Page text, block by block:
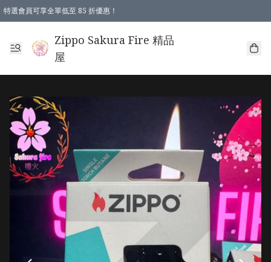
特選會員可享全單低至 85 折優惠！
Zippo Sakura Fire 精品
屋